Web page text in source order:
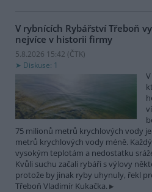
V rybnících Rybářství Třeboň
nejvíce v historii firmy
5.8.2026 15:42 (ČTK)
Diskuse: 1
75 milionů metrů krychlových vody
metrů krychlových vody méně.
vysokým teplotám a nedostatku
Kvůli suchu začali rybáři s výlovy
protože by jinak ryby uhynuly, řekl
Třeboň Vladimír Kukačka.